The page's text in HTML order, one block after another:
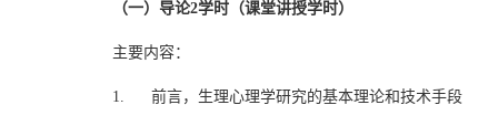
（一）导论2学时（课堂讲授学时）
主要内容：
1. 前言，生理心理学研究的基本理论和技术手段